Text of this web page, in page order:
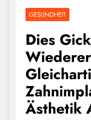
GESUNDHEIT
Dies
Ästhetik